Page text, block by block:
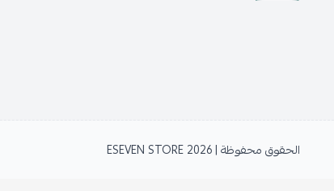
الحقوق محفوظة | 2026 ESEVEN STORE